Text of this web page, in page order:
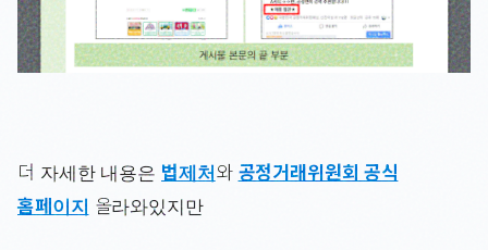
더 자세한 내용은 법제처와 공정거래위원회 공식
홈페이지 올라와있지만